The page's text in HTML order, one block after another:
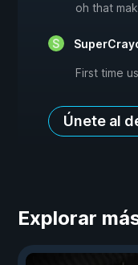
oh that
First time
Únete al
Explorar